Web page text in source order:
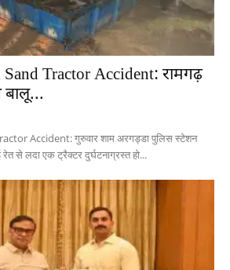
Tractor Accident: रामगढ़
Accident: गुरुवार शाम अरगड्डा पुलिस स्टेशन
से लदा एक ट्रैक्टर दुर्घटनाग्रस्त हो...